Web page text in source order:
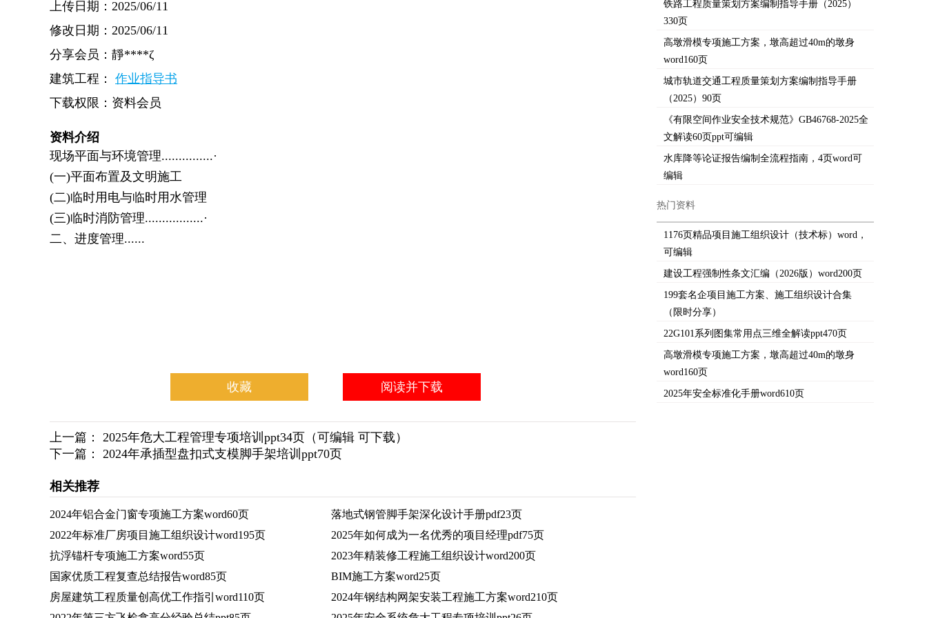
上传日期：2025/06/11
修改日期：2025/06/11
分享会员：靜****ζ
建筑工程： 作业指导书
下载权限：资料会员
资料介绍
现场平面与环境管理...............·
(一)平面布置及文明施工
(二)临时用电与临时用水管理
(三)临时消防管理.................·
二、进度管理......
收藏 阅读并下载
上一篇： 2025年危大工程管理专项培训ppt34页（可编辑 可下载）
下一篇： 2024年承插型盘扣式支模脚手架培训ppt70页
相关推荐
2024年铝合金门窗专项施工方案word60页
落地式钢管脚手架深化设计手册pdf23页
2022年标准厂房项目施工组织设计word195页
2025年如何成为一名优秀的项目经理pdf75页
抗浮锚杆专项施工方案word55页
2023年精装修工程施工组织设计word200页
国家优质工程复查总结报告word85页
BIM施工方案word25页
房屋建筑工程质量创高优工作指引word110页
2024年钢结构网架安装工程施工方案word210页
铁路工程质量策划方案编制指导手册（2025）
330页
高墩滑模专项施工方案，墩高超过40m的墩身
word160页
城市轨道交通工程质量策划方案编制指导手册
（2025）90页
《有限空间作业安全技术规范》GB46768-2025全
文解读60页ppt可编辑
水库降等论证报告编制全流程指南，4页word可
编辑
热门资料
1176页精品项目施工组织设计（技术标）word，
可编辑
建设工程强制性条文汇编（2026版）word200页
199套名企项目施工方案、施工组织设计合集
（限时分享）
22G101系列图集常用点三维全解读ppt470页
高墩滑模专项施工方案，墩高超过40m的墩身
word160页
2025年安全标准化手册word610页